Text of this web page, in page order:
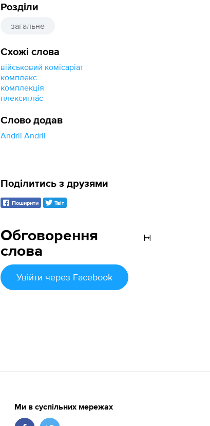
Розділи
загальне
Схожі слова
військовий комісаріат
комплекс
комплекція
плексигла́с
Слово додав
Andrii Andrii
Обговорення
слова
Увійти через Facebook
Поділитись з друзями
Поширити Твіт
Ми в суспільних мережах